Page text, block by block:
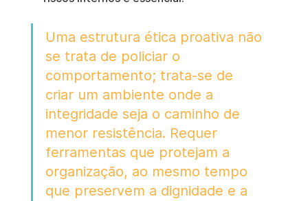
Uma estrutura ética proativa não
se trata de policiar o
comportamento; trata-se de
criar um ambiente onde a
integridade seja o caminho de
menor resistência. Requer
ferramentas que protejam a
organização, ao mesmo tempo
que preservem a dignidade e a